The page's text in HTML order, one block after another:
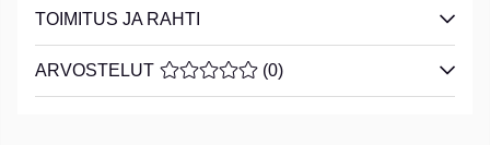
TOIMITUS JA RAHTI
ARVOSTELUT KESKIARVOLUOKITUS 0 / 5
(0)